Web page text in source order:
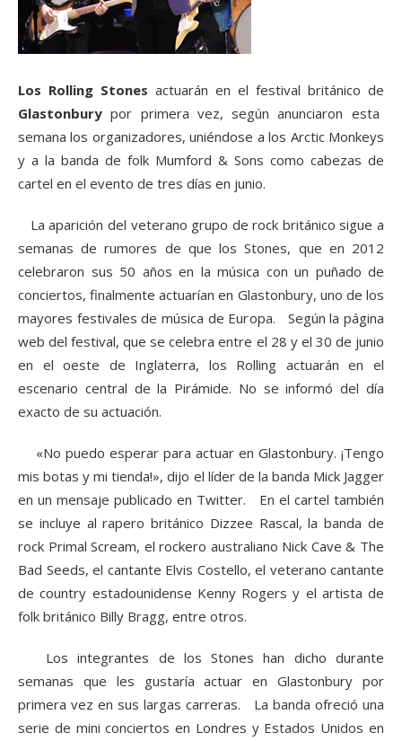
Los Rolling Stones actuarán en el festival británico de
Glastonbury por primera vez, según anunciaron esta
semana los organizadores, uniéndose a los Arctic Monkeys
y a la banda de folk Mumford & Sons como cabezas de
cartel en el evento de tres días en junio.
La aparición del veterano grupo de rock británico sigue a
semanas de rumores de que los Stones, que en 2012
celebraron sus 50 años en la música con un puñado de
conciertos, finalmente actuarían en Glastonbury, uno de los
mayores festivales de música de Europa. Según la página
web del festival, que se celebra entre el 28 y el 30 de junio
en el oeste de Inglaterra, los Rolling actuarán en el
escenario central de la Pirámide. No se informó del día
exacto de su actuación.
«No puedo esperar para actuar en Glastonbury. ¡Tengo
mis botas y mi tienda!», dijo el líder de la banda Mick Jagger
en un mensaje publicado en Twitter. En el cartel también
se incluye al rapero británico Dizzee Rascal, la banda de
rock Primal Scream, el rockero australiano Nick Cave & The
Bad Seeds, el cantante Elvis Costello, el veterano cantante
de country estadounidense Kenny Rogers y el artista de
folk británico Billy Bragg, entre otros.
Los integrantes de los Stones han dicho durante
semanas que les gustaría actuar en Glastonbury por
primera vez en sus largas carreras. La banda ofreció una
serie de mini conciertos en Londres y Estados Unidos en